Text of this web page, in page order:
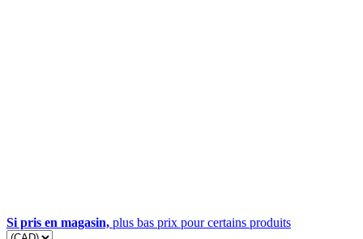
Si pris en magasin, plus bas prix pour certains produits